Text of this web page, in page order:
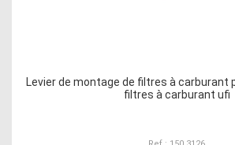
Levier de montage de filtres à carburant
filtres à carburant ufi